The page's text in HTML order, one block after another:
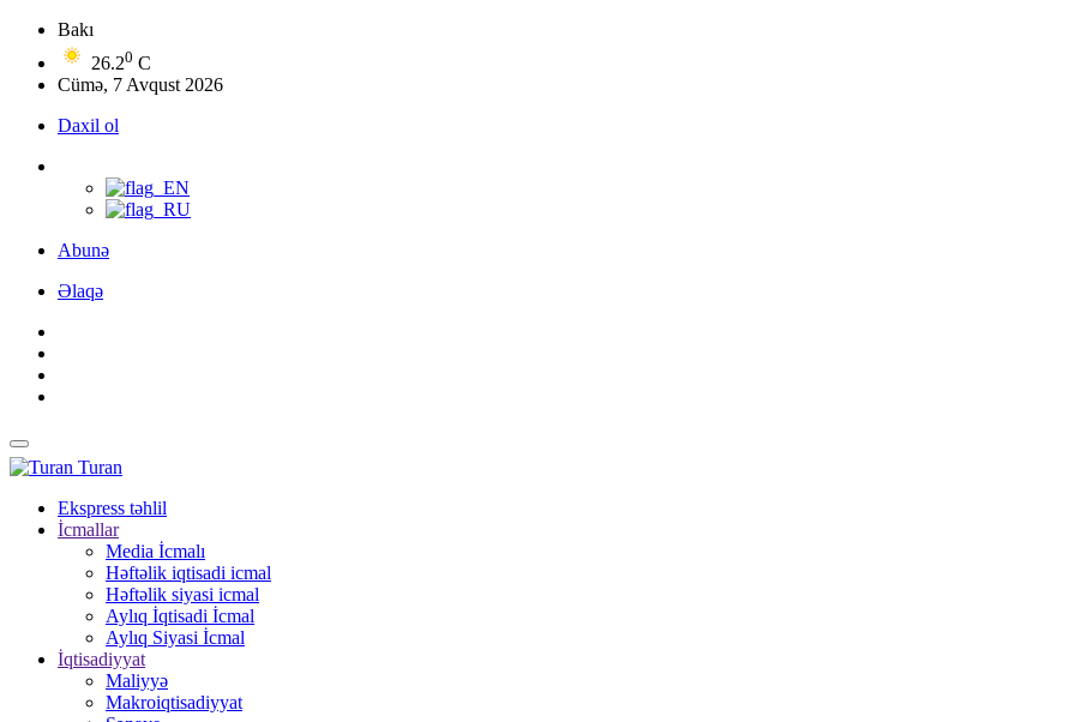
Bakı
26.20 C
Cümə, 7 Avqust 2026
Daxil ol
Abunə
Əlaqə
Turan
Ekspress təhlil
İcmallar
Media İcmalı
Həftəlik iqtisadi icmal
Həftəlik siyasi icmal
Aylıq İqtisadi İcmal
Aylıq Siyasi İcmal
İqtisadiyyat
Maliyyə
Makroiqtisadiyyat